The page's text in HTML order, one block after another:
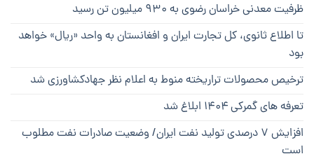
ظرفیت معدنی خراسان رضوی به ۹۳۰ میلیون تن رسید
تا اطلاع ثانوی، کل تجارت ایران و افغانستان به واحد «ریال» خواهد
بود
ترخیص محصولات تراریخته منوط به اعلام نظر جهادکشاورزی شد
تعرفه های گمرکی ۱۴۰۴ ابلاغ شد
افزایش ۷ درصدی تولید نفت ایران/ وضعیت صادرات نفت مطلوب
است